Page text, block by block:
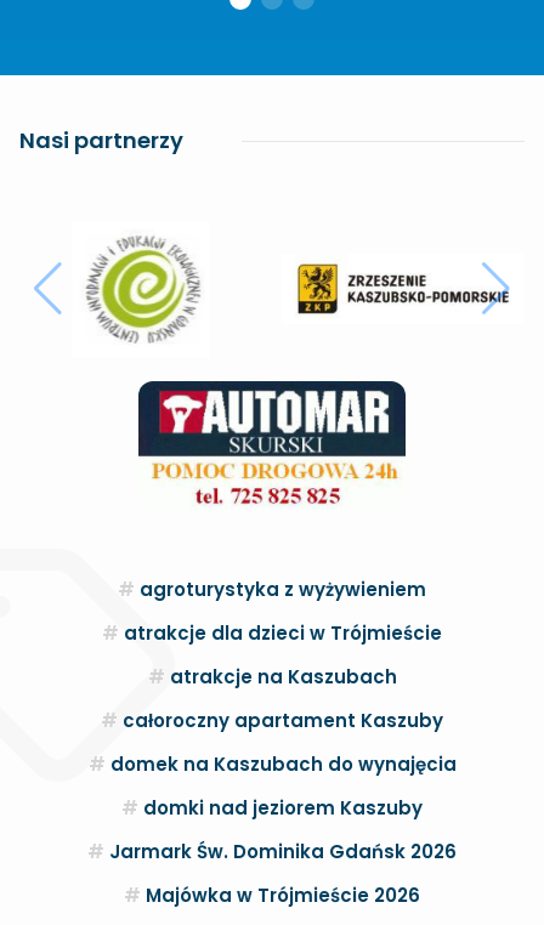
Nasi partnerzy
agroturystyka z wyżywieniem
atrakcje dla dzieci w Trójmieście
atrakcje na Kaszubach
całoroczny apartament Kaszuby
domek na Kaszubach do wynajęcia
domki nad jeziorem Kaszuby
Jarmark Św. Dominika Gdańsk 2026
Majówka w Trójmieście 2026